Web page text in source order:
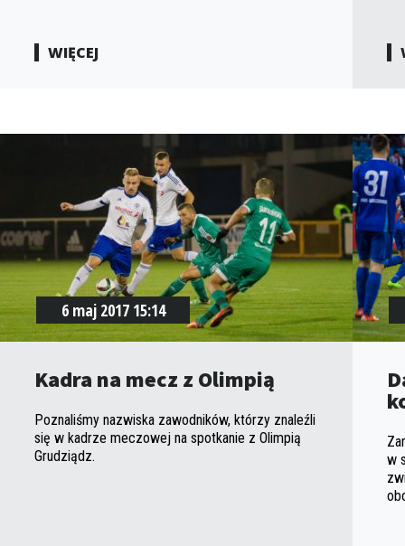
WIĘCEJ
6 maj 2017 15:14
Kadra na mecz z Olimpią
Poznaliśmy nazwiska zawodników, którzy znaleźli
się w kadrze meczowej na spotkanie z Olimpią
Grudziądz.
w